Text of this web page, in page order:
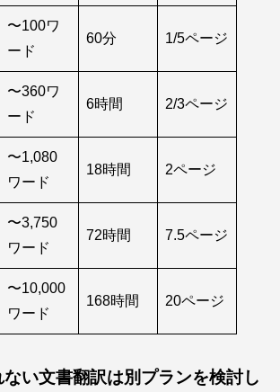
〜100ワ
ード
60分 1/5ページ
〜360ワ
ード
6時間 2/3ページ
〜1,080
ワード
18時間 2ページ
〜3,750
ワード
72時間 7.5ページ
〜10,000
ワード
168時間 20ページ
い文書翻訳は別プランを検討し